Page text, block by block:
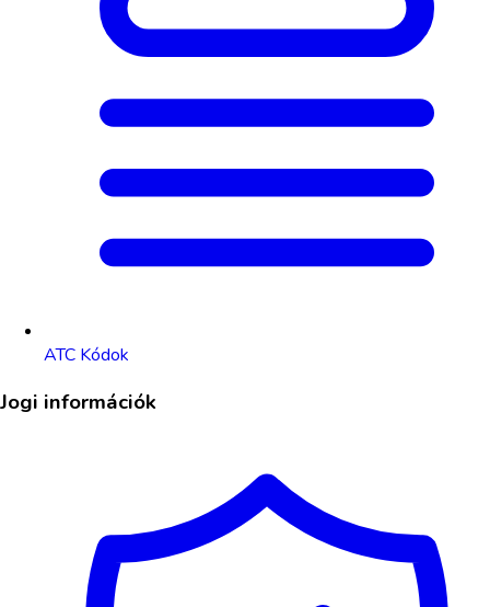
ATC Kódok
Jogi információk